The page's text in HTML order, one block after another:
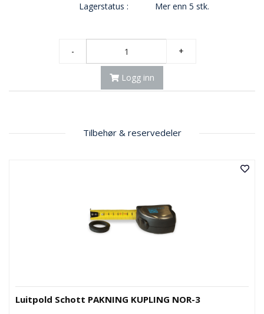
Lagerstatus :
Mer enn 5 stk.
- +
Logg inn
Tilbehør & reservedeler
Luitpold Schott PAKNING KUPLING NOR-3